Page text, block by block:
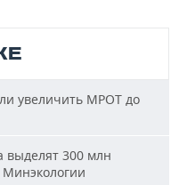
увеличить МРОТ до
выделят 300 млн